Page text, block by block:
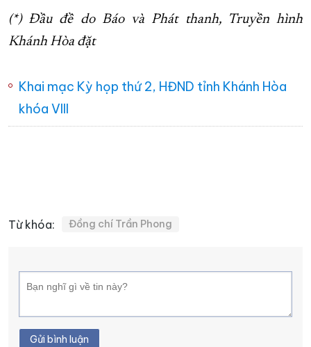
(*) Đầu đề do Báo và Phát thanh, Truyền hình
Khánh Hòa đặt
Khai mạc Kỳ họp thứ 2, HĐND tỉnh Khánh Hòa
khóa VIII
Từ khóa: Đồng chí Trần Phong
Gửi bình luận